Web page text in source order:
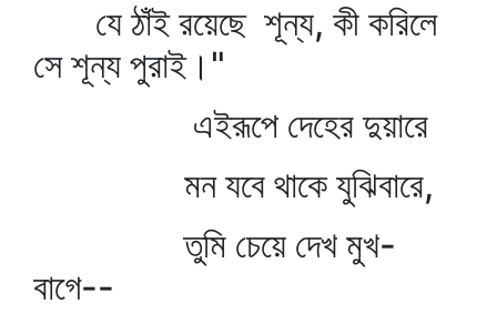
যে ঠাঁই রয়েছে শূন্য, কী করিলে
সে শূন্য পুরাই।"
এইরূপে দেহের দুয়ারে
মন যবে থাকে যুঝিবারে,
তুমি চেয়ে দেখ মুখ-
বাগে--